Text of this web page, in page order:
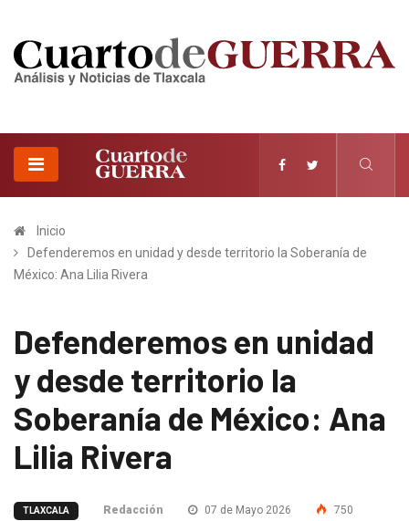
Inicio
Defenderemos en unidad y desde territorio la Soberanía de
México: Ana Lilia Rivera
Defenderemos en unidad
y desde territorio la
Soberanía de México: Ana
Lilia Rivera
TLAXCALA Redacción 07 de Mayo 2026 750